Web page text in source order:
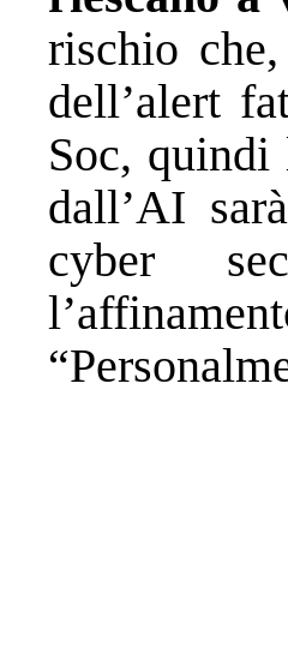
rischio
dell’alert
Soc,
dall’AI
cyber